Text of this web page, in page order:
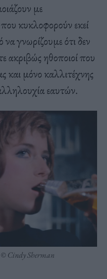
με
κυκλοφορούν εκεί
να γνωρίζουμε ότι δεν
ακριβώς ηθοποιοί που
και μόνο καλλιτέχνης
εαυτών.
Cindy Sherman